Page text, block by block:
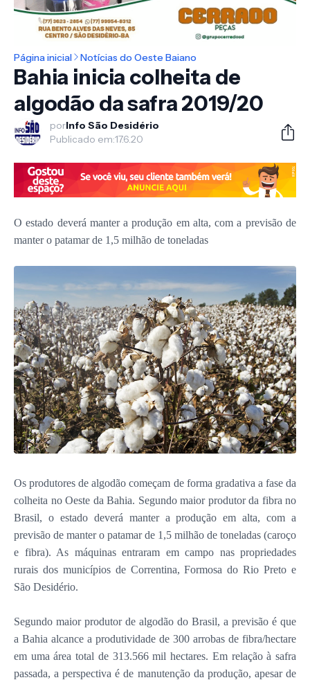
Página inicial Notícias do Oeste Baiano
Bahia inicia colheita de
algodão da safra 2019/20
porInfo São Desidério
Publicado em:17.6.20
O estado deverá manter a produção em alta, com a previsão de
manter o patamar de 1,5 milhão de toneladas
Os produtores de algodão começam de forma gradativa a fase da
colheita no Oeste da Bahia. Segundo maior produtor da fibra no
Brasil, o estado deverá manter a produção em alta, com a
previsão de manter o patamar de 1,5 milhão de toneladas (caroço
e fibra). As máquinas entraram em campo nas propriedades
rurais dos municípios de Correntina, Formosa do Rio Preto e
São Desidério.
Segundo maior produtor de algodão do Brasil, a previsão é que
a Bahia alcance a produtividade de 300 arrobas de fibra/hectare
em uma área total de 313.566 mil hectares. Em relação à safra
passada, a perspectiva é de manutenção da produção, apesar de